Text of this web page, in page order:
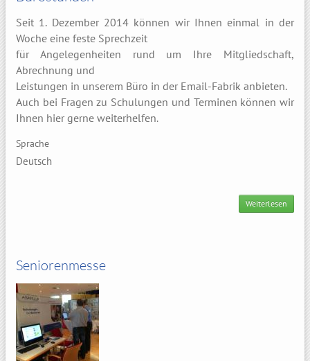
Seit 1. Dezember 2014 können wir Ihnen einmal in der
Woche eine feste Sprechzeit
für Angelegenheiten rund um Ihre Mitgliedschaft,
Abrechnung und
Leistungen in unserem Büro in der Email-Fabrik anbieten.
Auch bei Fragen zu Schulungen und Terminen können wir
Ihnen hier gerne weiterhelfen.
Sprache
Deutsch
Weiterlesen
Seniorenmesse